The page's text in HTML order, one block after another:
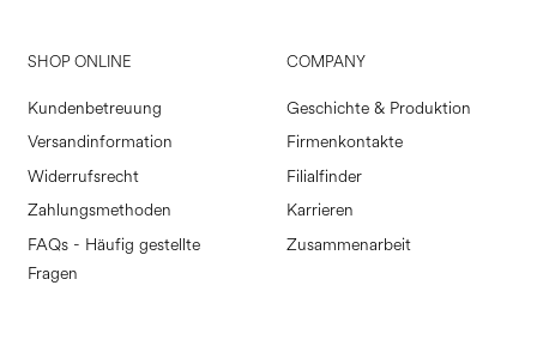
SHOP ONLINE
Kundenbetreuung
Versandinformation
Widerrufsrecht
Zahlungsmethoden
FAQs - Häufig gestellte
Fragen
COMPANY
Geschichte & Produktion
Firmenkontakte
Filialfinder
Karrieren
Zusammenarbeit